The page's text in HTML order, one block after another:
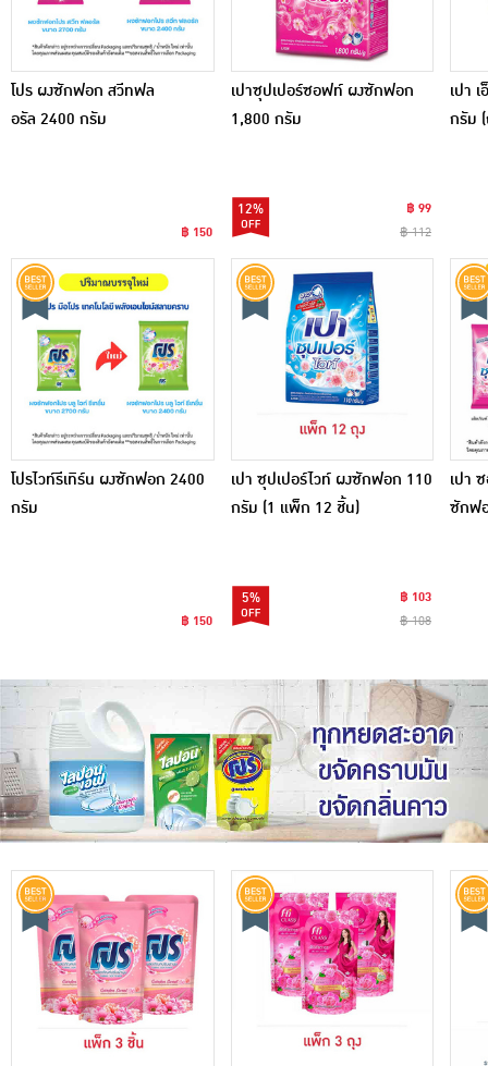
โปร ผงซักฟอก สวีทฟล
อรัล 2400 กรัม
฿ 150
โปรไวท์รีเทิร์น ผงซักฟอก 2400
กรัม
฿ 150
เปาซุปเปอร์ซอฟท์ ผงซักฟอก
1,800 กรัม
12%
฿ 99
฿ 112
เปา ซุปเปอร์ไวท์ ผงซักฟอก 110
กรัม (1 แพ็ก 12 ชิ้น)
5%
฿ 103
฿ 108
เปา
กรัม
เปา
ซักฟ